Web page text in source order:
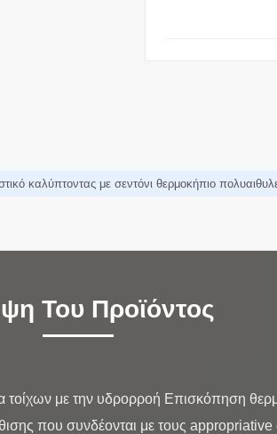
καλύπτοντας με σεντόνι θερμοκήπιο
Του Προϊόντος
τοίχων με την υδρορροή Επισκόπηση
που συνδέονται με τους